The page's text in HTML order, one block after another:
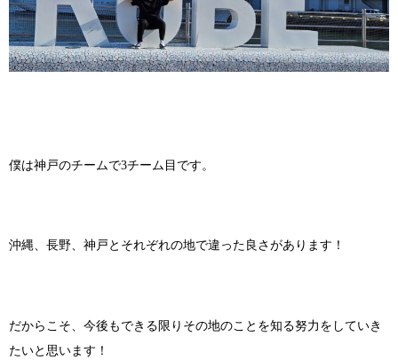
僕は神戸のチームで3チーム目です。
沖縄、長野、神戸とそれぞれの地で違った良さがあります！
だからこそ、今後もできる限りその地のことを知る努力をしていき
たいと思います！